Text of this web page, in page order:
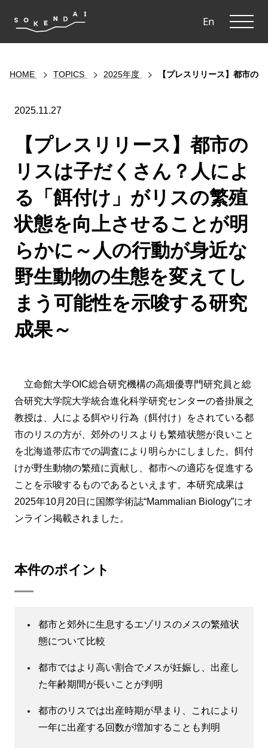
En
HOME TOPICS 2025年度 【プレスリリース】都市の
2025.11.27
【プレスリリース】都市の
リスは子だくさん？人によ
る「餌付け」がリスの繁殖
状態を向上させることが明
らかに～人の行動が身近な
野生動物の生態を変えてし
まう可能性を示唆する研究
成果～
立命館大学OIC総合研究機構の高畑優専門研究員と総
合研究大学院大学統合進化科学研究センターの沓掛展之
教授は、人による餌やり行為（餌付け）をされている都
市のリスの方が、郊外のリスよりも繁殖状態が良いこと
を北海道帯広市での調査により明らかにしました。餌付
けが野生動物の繁殖に貢献し、都市への適応を促進する
ことを示唆するものであるといえます。本研究成果は
2025年10月20日に国際学術誌“Mammalian Biology”にオ
ンライン掲載されました。
本件のポイント
都市と郊外に生息するエゾリスのメスの繁殖状
態について比較
都市ではより高い割合でメスが妊娠し、出産し
た年齢期間が長いことが判明
都市のリスでは出産時期が早まり、これにより
一年に出産する回数が増加することも判明